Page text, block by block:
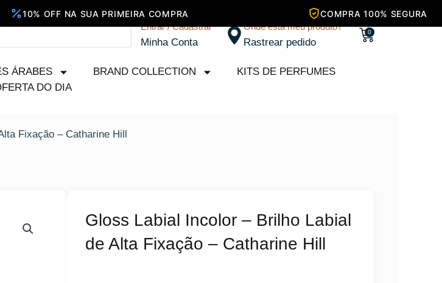
Entrar / Cadastrar
Minha Conta
Onde está meu produto?
Rastrear pedido
0
Carrinho
ÁRABES BRAND COLLECTION
KITS DE PERFUMES
DO DIA
Fixação – Catharine Hill
Gloss Labial Incolor – Brilho Labial
de Alta Fixação – Catharine Hill